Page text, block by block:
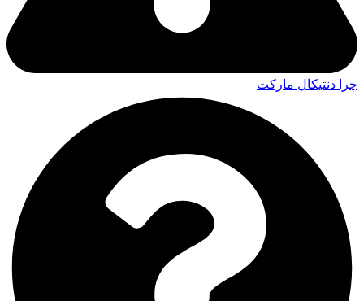
چرا دنتیکال مارکت